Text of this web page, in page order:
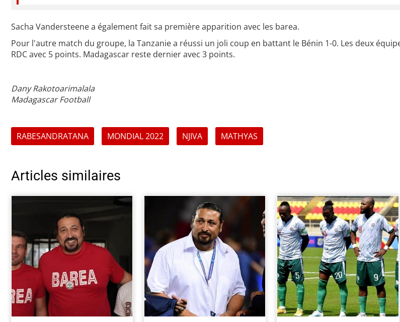
Sacha Vandersteene a également fait sa première apparition avec les barea.
Pour l'autre match du groupe, la Tanzanie a réussi un joli coup en battant le Bénin 1-0. Les deux
RDC avec 5 points. Madagascar reste dernier avec 3 points.
Dany Rakotoarimalala
Madagascar Football
RABESANDRATANA MONDIAL 2022 NJIVA MATHYAS
Articles similaires